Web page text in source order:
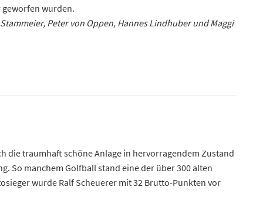
geworfen wurden.
Peter von Oppen, Hannes Lindhuber und Maggi
die traumhaft schöne Anlage in hervorragendem Zustand
So manchem Golfball stand eine der über 300 alten
wurde Ralf Scheuerer mit 32 Brutto-Punkten vor